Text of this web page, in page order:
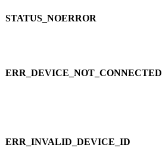
STATUS_NOERROR
ERR_DEVICE_NOT_CONNECTED
ERR_INVALID_DEVICE_ID